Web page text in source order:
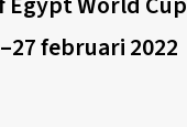
–27 februari 2022